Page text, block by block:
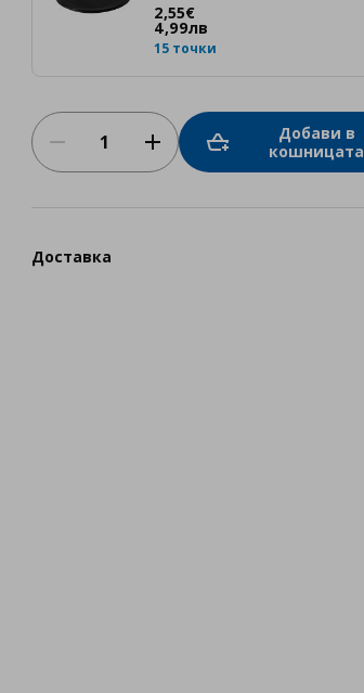
2,55€
Цена
4,99лв
15 точки
Добави в
кошницата
Доставка